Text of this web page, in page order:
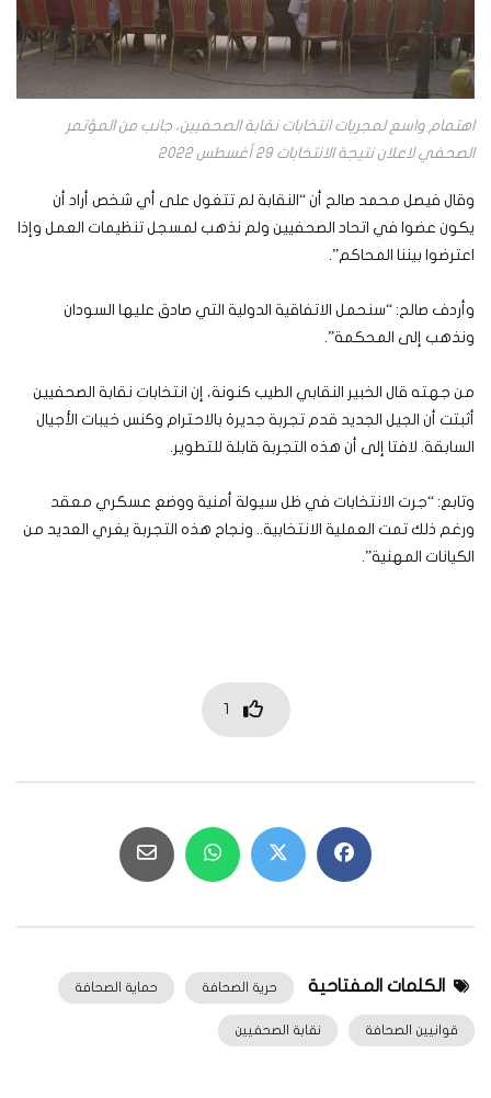
اهتمام واسع لمجريات انتخابات نقابة الصحفيين، جانب من المؤتمر
الصحفي لاعلان نتيجة الانتخابات 29 أغسطس 2022
وقال فيصل محمد صالح أن “النقابة لم تتغول على أي شخص أراد أن
يكون عضوا في اتحاد الصحفيين ولم نذهب لمسجل تنظيمات العمل وإذا
اعترضوا بيننا المحاكم”.
وأردف صالح: “سنحمل الاتفاقية الدولية التي صادق عليها السودان
ونذهب إلى المحكمة”.
من جهته قال الخبير النقابي الطيب كنونة، إن انتخابات نقابة الصحفيين
أثبتت أن الجيل الجديد قدم تجربة جديرة بالاحترام وكنس خيبات الأجيال
السابقة. لافتا إلى أن هذه التجربة قابلة للتطوير.
وتابع: “جرت الانتخابات في ظل سيولة أمنية ووضع عسكري معقد
ورغم ذلك تمت العملية الانتخابية.. ونجاح هذه التجربة يغري العديد من
الكيانات المهنية”.
1
الكلمات المفتاحية حرية الصحافة حماية الصحافة
قوانيين الصحافة نقابة الصحفيين